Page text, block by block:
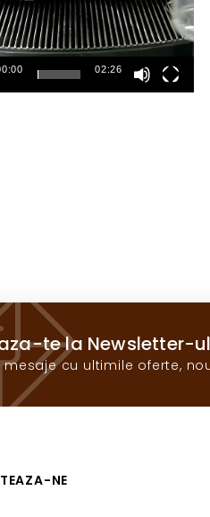
02:26
te la Newsletter-
mesaje cu ultimile oferte,
NE